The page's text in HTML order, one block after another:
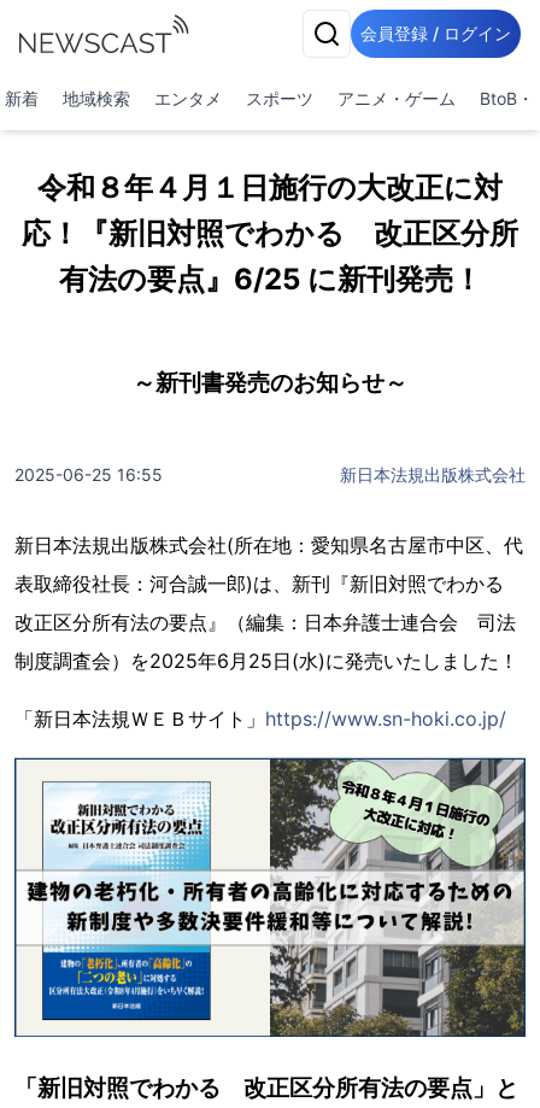
会員登録 / ログイン
新着 地域検索 エンタメ スポーツ アニメ・ゲーム BtoB・
令和８年４月１日施行の大改正に対
応！『新旧対照でわかる 改正区分所
有法の要点』6/25 に新刊発売！
～新刊書発売のお知らせ～
2025-06-25 16:55 新日本法規出版株式会社
新日本法規出版株式会社(所在地：愛知県名古屋市中区、代
表取締役社長：河合誠一郎)は、新刊『新旧対照でわかる
改正区分所有法の要点』（編集：日本弁護士連合会 司法
制度調査会）を2025年6月25日(水)に発売いたしました！
「新日本法規ＷＥＢサイト」 https://www.sn-hoki.co.jp/
「新旧対照でわかる 改正区分所有法の要点」と